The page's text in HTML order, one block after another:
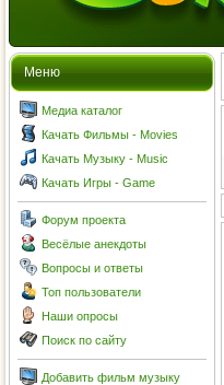
Меню
Медиа каталог
Качать Фильмы - Movies
Качать Музыку - Music
Качать Игры - Game
Форум проекта
Весёлые анекдоты
Вопросы и ответы
Топ пользователи
Наши опросы
Поиск по сайту
Добавить фильм музыку